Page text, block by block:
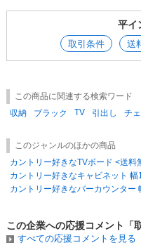
平イ
取引条件 送
この商品に関連する検索ワード
収納
ブラック TV 引出し チ
このジャンルのほかの商品
カントリー好きなTVボード <送料
カントリー好きなキャビネット
カントリー好きなバーカウンター
この企業への応援コメント「
すべての応援コメントを見る